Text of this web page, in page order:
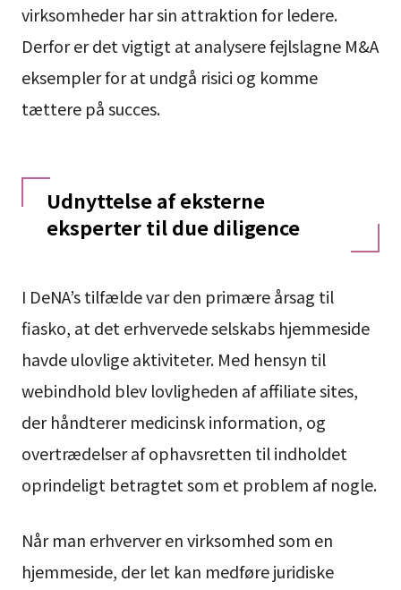
virksomheder har sin attraktion for ledere.
Derfor er det vigtigt at analysere fejlslagne M&A
eksempler for at undgå risici og komme
tættere på succes.
Udnyttelse af eksterne
eksperter til due diligence
I DeNA’s tilfælde var den primære årsag til
fiasko, at det erhvervede selskabs hjemmeside
havde ulovlige aktiviteter. Med hensyn til
webindhold blev lovligheden af affiliate sites,
der håndterer medicinsk information, og
overtrædelser af ophavsretten til indholdet
oprindeligt betragtet som et problem af nogle.
Når man erhverver en virksomhed som en
hjemmeside, der let kan medføre juridiske